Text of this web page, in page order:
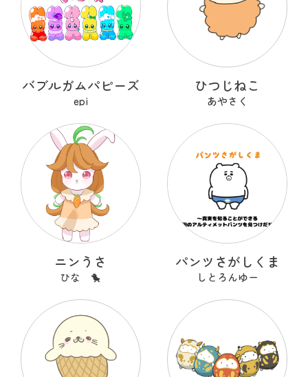
バブルガムパピーズ
epi
ひつじねこ
あやさく
ニンうさ
ひな 🐤
パンツさがしくま
しとろんゆー